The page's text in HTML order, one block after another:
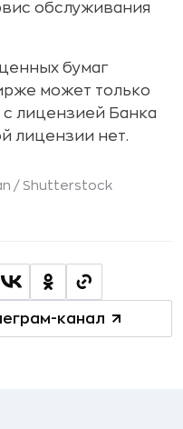
обслуживания
бумаг
может только
с лицензией Банка
лицензии нет.
/ Shutterstock
канал